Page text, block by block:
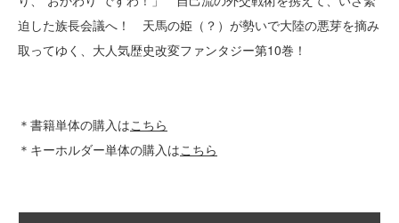
迫した族長会議へ！ 天馬の姫（？）が勢いで大陸の悪芽を摘み
取ってゆく、大人気歴史改変ファンタジー第10巻！
＊書籍単体の購入はこちら
＊キーホルダー単体の購入はこちら